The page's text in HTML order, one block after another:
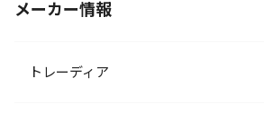
メーカー情報
トレーディア